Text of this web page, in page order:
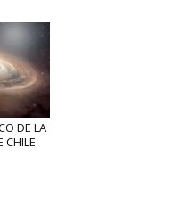
DE LA
CHILE